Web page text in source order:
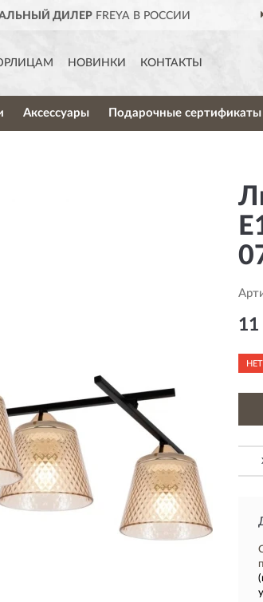
ДИЛЕРFREYA В РОССИИ
НОВИНКИ КОНТАКТЫ
Аксессуары Подарочные сертификаты
11